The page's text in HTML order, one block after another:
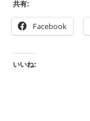
共有:
Facebook
いいね: